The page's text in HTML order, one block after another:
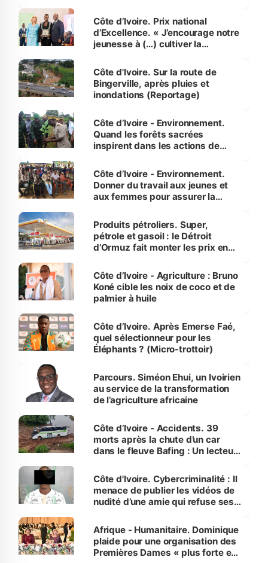
Côte d’Ivoire. Prix national
d’Excellence. « J’encourage notre
jeunesse à (…) cultiver la
(Alassane Ouattara
Côte d'Ivoire. Sur la route de
Bingerville, après pluies et
inondations (Reportage)
Côte d’Ivoire - Environnement.
Quand les forêts sacrées
inspirent dans les actions de
Côte d’Ivoire - Environnement.
Donner du travail aux jeunes et
aux femmes pour assurer la
menacées
Produits pétroliers. Super,
pétrole et gasoil : le Détroit
d’Ormuz fait monter les prix en
Côte d’Ivoire - Agriculture : Bruno
Koné cible les noix de coco et de
palmier à huile
Côte d’Ivoire. Après Emerse Faé,
quel sélectionneur pour les
Éléphants ? (Micro-trottoir)
Parcours. Siméon Ehui, un Ivoirien
au service de la transformation
de l’agriculture africaine
Côte d’Ivoire - Accidents. 39
morts après la chute d’un car
dans le fleuve Bafing : Un lecteur
des Transports
Côte d'Ivoire. Cybercriminalité : Il
menace de publier les vidéos de
nudité d’une amie qui refuse ses
Afrique - Humanitaire. Dominique
plaide pour une organisation des
Premières Dames « plus forte et